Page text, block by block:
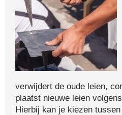
verwijdert de oude leien,
plaatst nieuwe leien
Hierbij kan je kiezen